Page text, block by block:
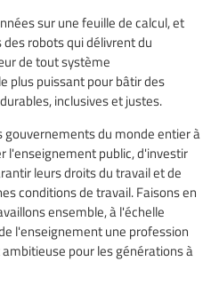
sur une feuille de calcul, et
des robots qui délivrent du
de tout système
plus puissant pour bâtir des
inclusives et justes.
gouvernements du monde entier à
l'enseignement public, d'investir
leurs droits du travail et de
conditions de travail. Faisons en
ensemble, à l'échelle
l'enseignement une profession
pour les générations à